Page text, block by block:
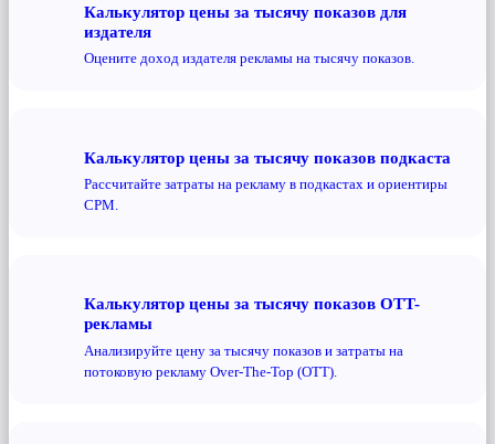
Калькулятор цены за тысячу показов для
издателя
Оцените доход издателя рекламы на тысячу показов.
Калькулятор цены за тысячу показов подкаста
Рассчитайте затраты на рекламу в подкастах и ​​ориентиры
CPM.
Калькулятор цены за тысячу показов OTT-
рекламы
Анализируйте цену за тысячу показов и затраты на
потоковую рекламу Over-The-Top (OTT).